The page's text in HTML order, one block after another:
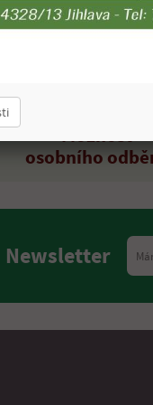
nás?
Možnost
osobního
Newsletter